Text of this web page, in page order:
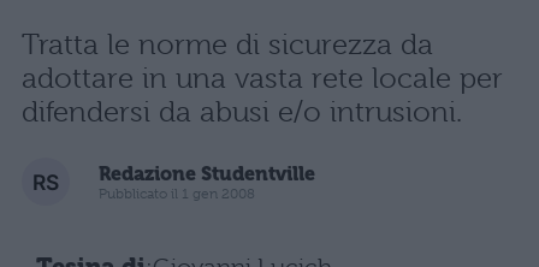
Tratta le norme di sicurezza da
adottare in una vasta rete locale per
difendersi da abusi e/o intrusioni.
Redazione Studentville
Pubblicato il 1 gen 2008